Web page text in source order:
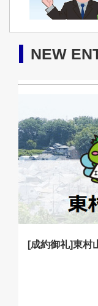
NEW
[成約御礼]東村